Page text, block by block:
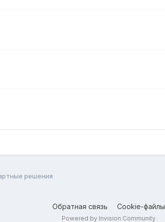
решения
Обратная связь Cookie-файлы
Powered by Invision Community